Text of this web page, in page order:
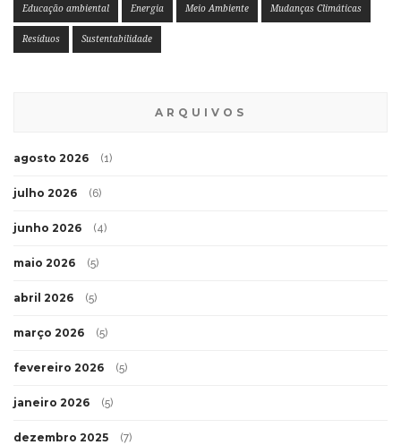
Educação ambiental Energia Meio Ambiente Mudanças Climáticas
Resíduos Sustentabilidade
ARQUIVOS
agosto 2026 (1)
julho 2026 (6)
junho 2026 (4)
maio 2026 (5)
abril 2026 (5)
março 2026 (5)
fevereiro 2026 (5)
janeiro 2026 (5)
dezembro 2025 (7)